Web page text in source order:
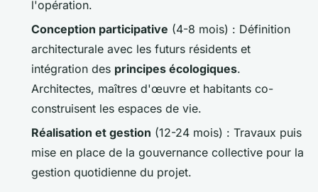
l'opération.
Conception participative (4-8 mois) : Définition
architecturale avec les futurs résidents et
intégration des principes écologiques.
Architectes, maîtres d'œuvre et habitants co-
construisent les espaces de vie.
Réalisation et gestion (12-24 mois) : Travaux puis
mise en place de la gouvernance collective pour la
gestion quotidienne du projet.